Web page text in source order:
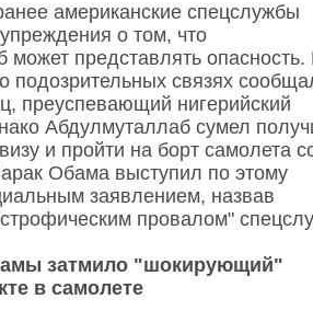
американские спецслужбы
о том, что
может представлять опасность.
подозрительных связях
преуспевающий нигерийский
Абдулмуталлаб сумел
и пройти на борт самолета
Обама выступил по этому
заявлением, назвав
провалом"
затмило "шокирующий"
в самолете